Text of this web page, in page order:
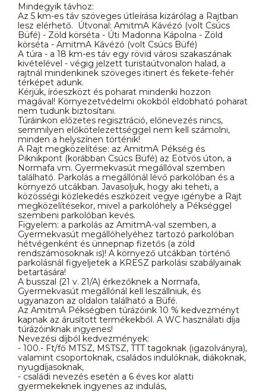
Mindegyik távhoz:
Az 5 km-es táv szöveges útleírása kizárólag a Rajtban
lesz elérhető. Útvonal: AmitmA Kávézó (volt Csúcs
Büfé) - Zöld körséta - Úti Madonna Kápolna - Zöld
körséta - AmitmA Kávézó (volt Csúcs Büfé)
A túra - a 18 km-es táv egy rövid városi szakaszának
kivételével - végig jelzett turistaútvonalon halad, a
rajtnál mindenkinek szöveges itinert és fekete-fehér
térképet adunk.
Kérjük, íróeszközt és poharat mindenki hozzon
magával! Környezetvédelmi okokból eldobható poharat
nem tudunk biztosítani.
Túráinkon előzetes regisztráció, előnevezés nincs,
semmilyen előkötelezettséggel nem kell számolni,
minden a helyszínen történik!
A Rajt megközelítése: az AmitmA Pékség és
Piknikpont (korábban Csúcs Büfé) az Eötvös úton, a
Normafa vm. Gyermekvasút megállóval szemben
található. Parkolás a megállónál lévő parkolóban és a
környező utcákban. Javasoljuk, hogy aki teheti, a
közösségi közlekedés eszközeit vegye igénybe a Rajt
megközelítésekor, mivel a parkolóhely a Pékséggel
szembeni parkolóban kevés.
Figyelem: a parkolás az AmitmA-val szemben, a
Gyermekvasút megállóhelyéhez tartozó parkolóban
hétvégenként és ünnepnap fizetős (a zöld
rendszámosoknak is)! A környező utcákban történő
parkolásnál figyeljetek a KRESZ parkolási szabályainak
betartására!
A busszal (21 v. 21/A) érkezőknek a Normafa,
Gyermekvasút megállónál kell leszállniuk, és
ugyanazon az oldalon található a Büfé.
Az AmitmA Pékségben túrázóink 10 % kedvezményt
kapnak az árusított termékekből. A WC használati díja
túrázóinknak ingyenes!
Nevezési díjból kedvezmények:
- 100.- Ft/fő MTSZ, MSTSZ, TTT tagoknak (igazolványra),
valamint csoportoknak, családos indulóknak, diákoknak,
nyugdíjasoknak,
- családi nevezés esetén a 6 éves kor alatti
gyermekeknek ingyenes az indulás,